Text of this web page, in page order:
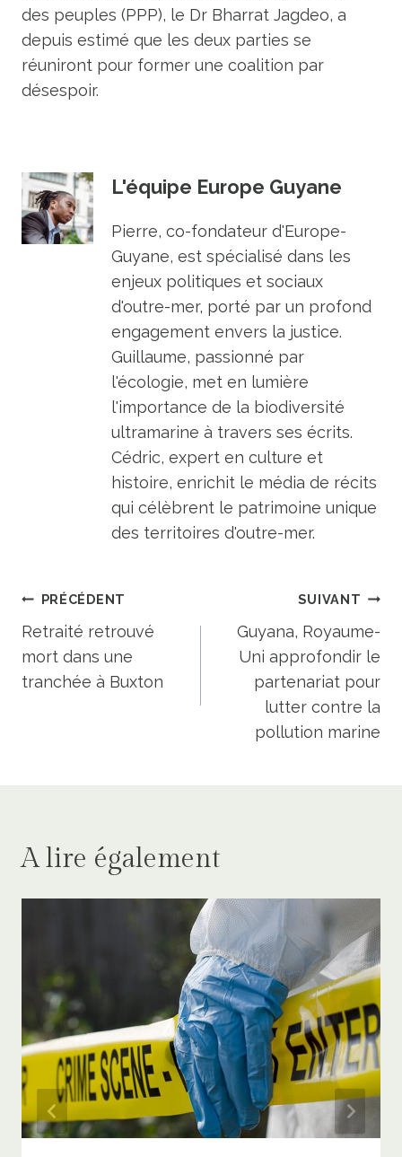
des peuples (PPP), le Dr Bharrat Jagdeo, a
depuis estimé que les deux parties se
réuniront pour former une coalition par
désespoir.
L'équipe Europe Guyane
Pierre, co-fondateur d'Europe-
Guyane, est spécialisé dans les
enjeux politiques et sociaux
d'outre-mer, porté par un profond
engagement envers la justice.
Guillaume, passionné par
l'écologie, met en lumière
l'importance de la biodiversité
ultramarine à travers ses écrits.
Cédric, expert en culture et
histoire, enrichit le média de récits
qui célèbrent le patrimoine unique
des territoires d'outre-mer.
Navigation
de
l’article
PRÉCÉDENT
Retraité retrouvé
mort dans une
tranchée à Buxton
SUIVANT
Guyana, Royaume-
Uni approfondir le
partenariat pour
lutter contre la
pollution marine
A lire également